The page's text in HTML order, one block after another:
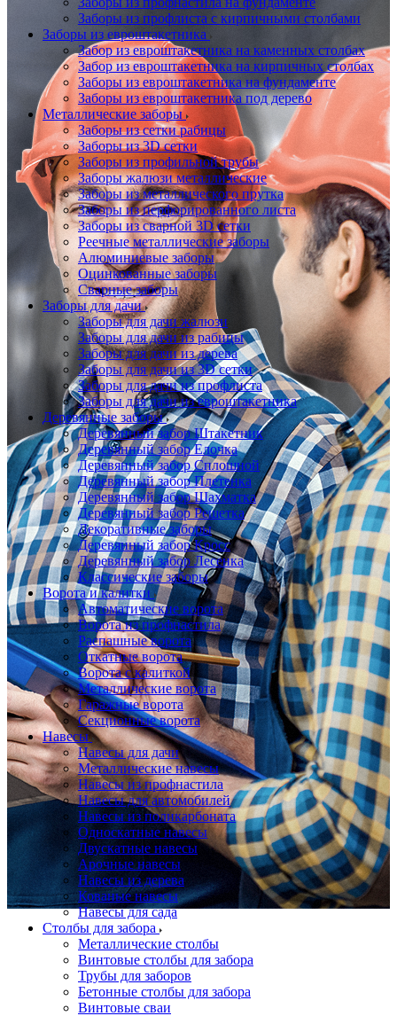
Заборы из профлиста с кирпичными столбами
Заборы из евроштакетника
Забор из евроштакетника на каменных столбах
Забор из евроштакетника на кирпичных столбах
Заборы из евроштакетника на фундаменте
Заборы из евроштакетника под дерево
Металлические заборы
Заборы из сетки рабицы
Заборы из 3D сетки
Заборы из профильной трубы
Заборы жалюзи металлические
Заборы из металлического прутка
Заборы из перфорированного листа
Заборы из сварной 3D сетки
Реечные металлические заборы
Алюминиевые заборы
Оцинкованные заборы
Сварные заборы
Заборы для дачи
Заборы для дачи жалюзи
Заборы для дачи из рабицы
Заборы для дачи из дерева
Заборы для дачи из 3D сетки
Заборы для дачи из профлиста
Заборы для дачи из евроштакетника
Деревянные заборы
Деревянный забор Штакетник
Деревянный забор Елочка
Деревянный забор Сплошной
Деревянный забор Плетенка
Деревянный забор Шахматка
Деревянный забор Решетка
Декоративные заборы
Деревянный забор Кросс
Деревянный забор Лесенка
Классические заборы
Ворота и калитки
Автоматические ворота
Ворота из профнастила
Распашные ворота
Откатные ворота
Ворота с калиткой
Металлические ворота
Гаражные ворота
Секционные ворота
Навесы
Навесы для дачи
Металлические навесы
Навесы из профнастила
Навесы для автомобилей
Навесы из поликарбоната
Односкатные навесы
Двускатные навесы
Арочные навесы
Навесы из дерева
Кованые навесы
Навесы для сада
Столбы для забора
Металлические столбы
Винтовые столбы для забора
Трубы для заборов
Бетонные столбы для забора
Винтовые сваи